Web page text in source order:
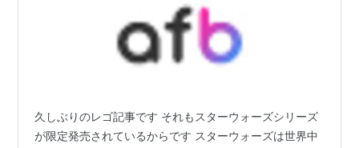
久しぶりのレゴ記事です それもスターウォーズシリーズ
が限定発売されているからです スターウォーズは世界中